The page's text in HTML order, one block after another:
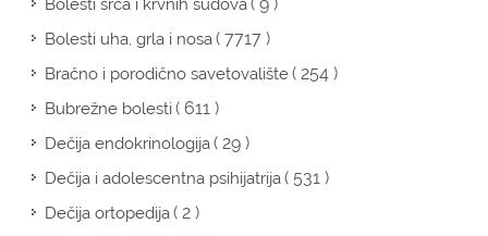
Bolesti srca i krvnih sudova
Bolesti uha, grla i nosa( 7717 )
Bračno i porodično savetovalište( 254 )
Bubrežne bolesti( 611 )
Dečija endokrinologija( 29 )
Dečija i adolescentna psihijatrija( 531 )
Dečija ortopedija( 2 )